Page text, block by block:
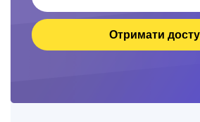
Отримати